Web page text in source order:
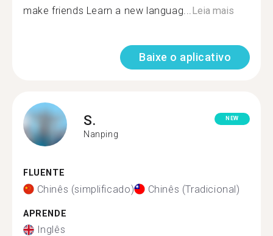
make friends Learn a new languag...Leia mais
Baixe o aplicativo
S.
Nanping
NEW
FLUENTE
Chinês (simplificado) Chinês (Tradicional)
APRENDE
Inglês